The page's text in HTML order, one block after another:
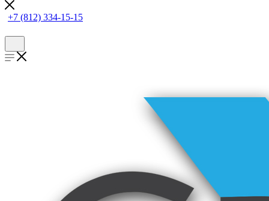
+7 (812) 334-15-15